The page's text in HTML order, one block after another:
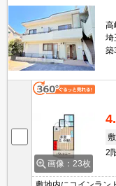
高
埼
築
画像：23枚
敷
2